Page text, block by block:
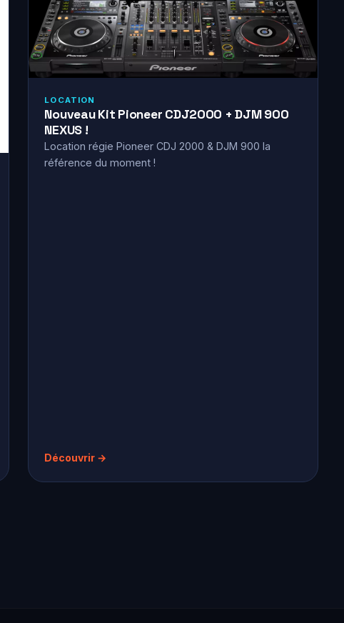
LOCATION
Nouveau Kit Pioneer CDJ2000 + DJM 900
NEXUS !
Location régie Pioneer CDJ 2000 & DJM 900 la
référence du moment !
Découvrir →